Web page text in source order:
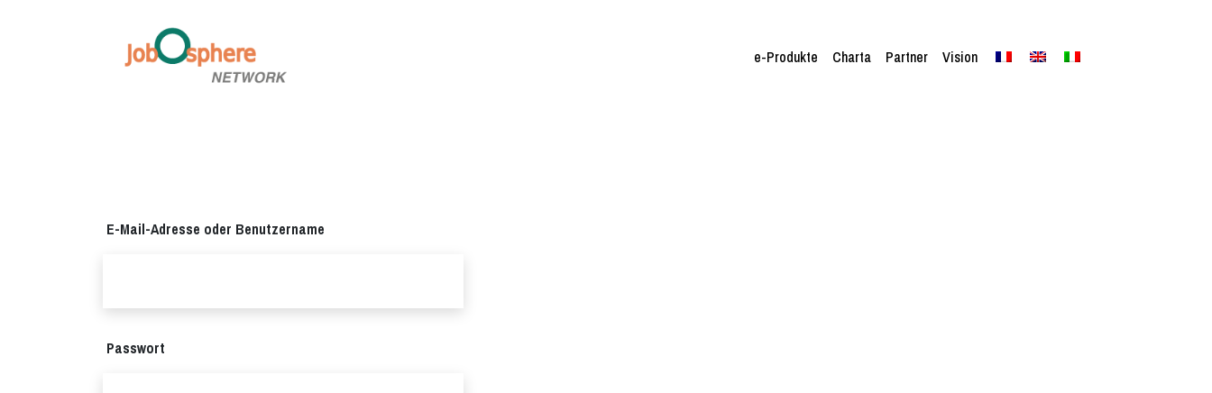
e-Produkte
Charta Partner Vision
E-Mail-Adresse oder Benutzername
Passwort